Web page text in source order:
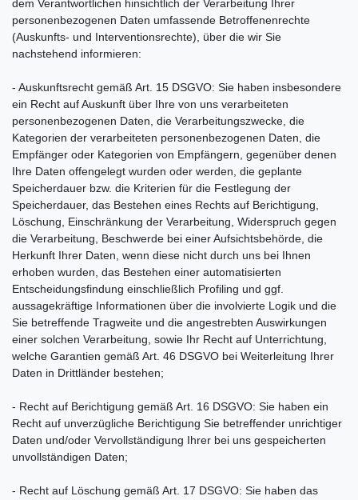
dem Verantwortlichen hinsichtlich der Verarbeitung Ihrer
personenbezogenen Daten umfassende Betroffenenrechte
(Auskunfts- und Interventionsrechte), über die wir Sie
nachstehend informieren:
- Auskunftsrecht gemäß Art. 15 DSGVO: Sie haben insbesondere
ein Recht auf Auskunft über Ihre von uns verarbeiteten
personenbezogenen Daten, die Verarbeitungszwecke, die
Kategorien der verarbeiteten personenbezogenen Daten, die
Empfänger oder Kategorien von Empfängern, gegenüber denen
Ihre Daten offengelegt wurden oder werden, die geplante
Speicherdauer bzw. die Kriterien für die Festlegung der
Speicherdauer, das Bestehen eines Rechts auf Berichtigung,
Löschung, Einschränkung der Verarbeitung, Widerspruch gegen
die Verarbeitung, Beschwerde bei einer Aufsichtsbehörde, die
Herkunft Ihrer Daten, wenn diese nicht durch uns bei Ihnen
erhoben wurden, das Bestehen einer automatisierten
Entscheidungsfindung einschließlich Profiling und ggf.
aussagekräftige Informationen über die involvierte Logik und die
Sie betreffende Tragweite und die angestrebten Auswirkungen
einer solchen Verarbeitung, sowie Ihr Recht auf Unterrichtung,
welche Garantien gemäß Art. 46 DSGVO bei Weiterleitung Ihrer
Daten in Drittländer bestehen;
- Recht auf Berichtigung gemäß Art. 16 DSGVO: Sie haben ein
Recht auf unverzügliche Berichtigung Sie betreffender unrichtiger
Daten und/oder Vervollständigung Ihrer bei uns gespeicherten
unvollständigen Daten;
- Recht auf Löschung gemäß Art. 17 DSGVO: Sie haben das